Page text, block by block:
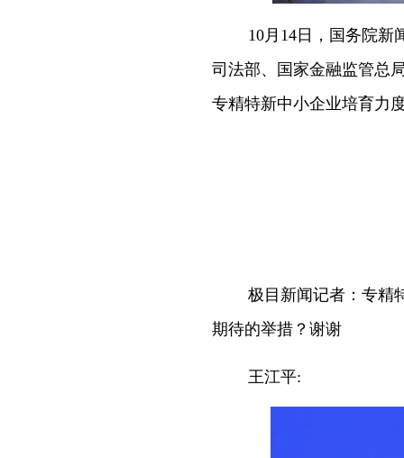
10月14日，国务院
司法部、国家金融监管总
专精特新中小企业培育力
极目新闻记者：专精
期待的举措？谢谢
王江平: